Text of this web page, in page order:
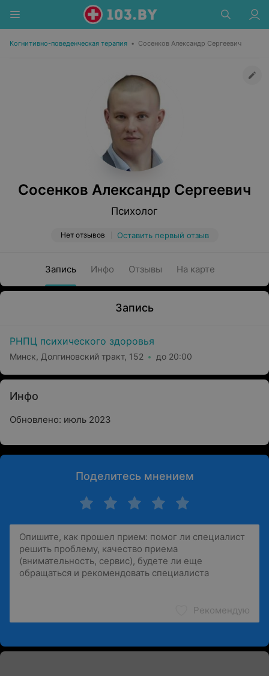
Когнитивно-поведенческая терапия • Сосенков Александр Сергеевич
Сосенков Александр Сергеевич
Психолог
Нет отзывов Оставить первый отзыв
Запись Инфо Отзывы На карте
Запись
РНПЦ психического здоровья
Минск, Долгиновский тракт, 152 до 20:00
Инфо
Обновлено: июль 2023
Поделитесь мнением
Рекомендую